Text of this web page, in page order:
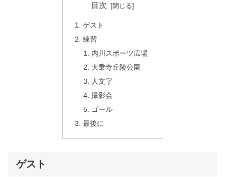
目次
ゲスト
練習
内川スポーツ広場
大乗寺丘陵公園
人文字
撮影会
ゴール
最後に
ゲスト